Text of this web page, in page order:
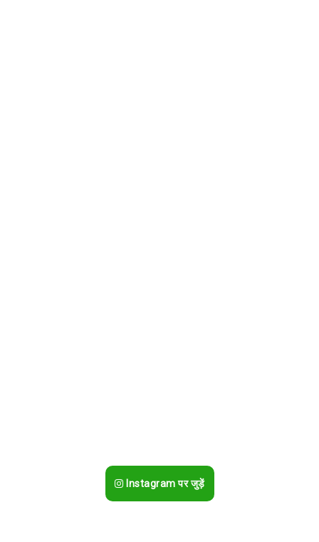
Instagram पर जुड़ें